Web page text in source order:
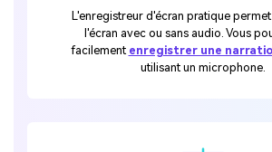
L'enregistreur d'écran pratique
l'écran avec ou sans audio. Vous
facilement enregistrer une
utilisant un microphone.